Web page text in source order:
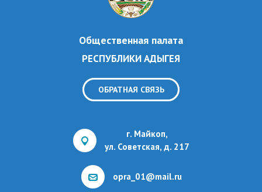
Общественная палата
РЕСПУБЛИКИ АДЫГЕЯ
ОБРАТНАЯ СВЯЗЬ
г. Майкоп,
ул. Советская, д. 217
opra_01@mail.ru